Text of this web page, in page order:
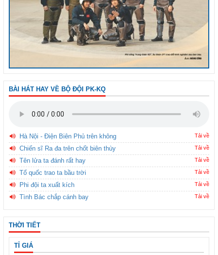
BÀI HÁT HAY VỀ BỘ ĐỘI PK-KQ
Hà Nội - Điện Biên Phủ trên không Tải về
Chiến sĩ Ra đa trên chốt biên thùy Tải về
Tên lửa ta đánh rất hay Tải về
Tổ quốc trao ta bầu trời Tải về
Phi đội ta xuất kích Tải về
Tình Bác chắp cánh bay Tải về
THỜI TIẾT
TỈ GIÁ